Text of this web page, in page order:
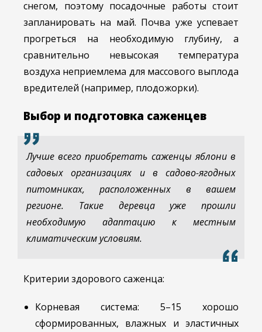
снегом, поэтому посадочные работы стоит
запланировать на май. Почва уже успевает
прогреться на необходимую глубину, а
сравнительно невысокая температура
воздуха неприемлема для массового выплода
вредителей (например, плодожорки).
Выбор и подготовка саженцев
Лучше всего приобретать саженцы яблони в
садовых организациях и в садово-ягодных
питомниках, расположенных в вашем
регионе. Такие деревца уже прошли
необходимую адаптацию к местным
климатическим условиям.
Критерии здорового саженца:
Корневая система: 5–15 хорошо
сформированных, влажных и эластичных